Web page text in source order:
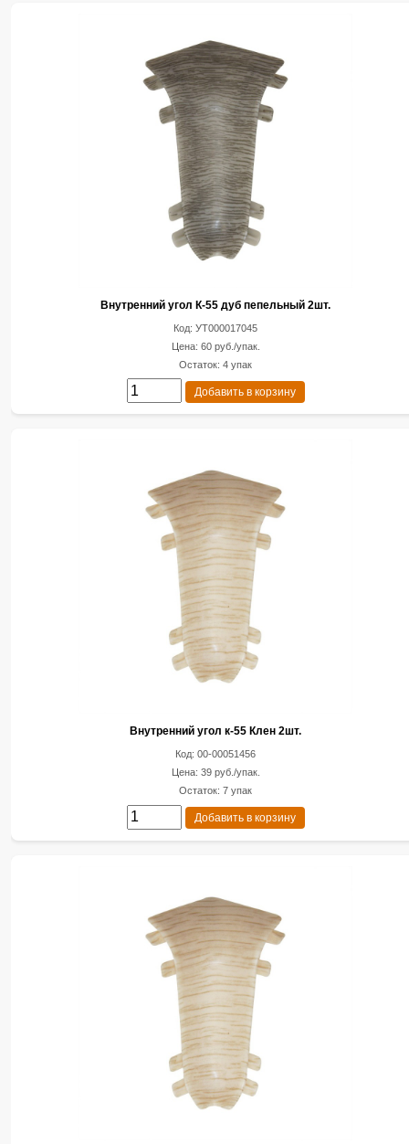
Внутренний угол К-55 дуб пепельный 2шт.
Код: УТ000017045
Цена: 60 руб./упак.
Остаток: 4 упак
Добавить в корзину
Внутренний угол к-55 Клен 2шт.
Код: 00-00051456
Цена: 39 руб./упак.
Остаток: 7 упак
Добавить в корзину